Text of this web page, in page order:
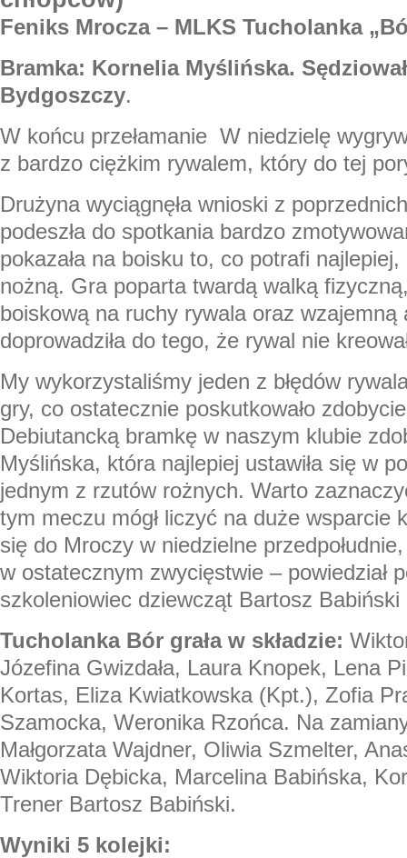
Feniks Mrocza – MLKS Tucholanka
Bramka: Kornelia Myślińska.
Bydgoszczy.
W końcu przełamanie W niedzielę
z bardzo ciężkim rywalem, który do tej
Drużyna wyciągnęła wnioski z
podeszła do spotkania bardzo
pokazała na boisku to, co potrafi najlepiej,
nożną. Gra poparta twardą walką
boiskową na ruchy rywala oraz wzajemną
doprowadziła do tego, że rywal nie
My wykorzystaliśmy jeden z błędów
gry, co ostatecznie poskutkowało
Debiutancką bramkę w naszym klubie
Myślińska, która najlepiej ustawiła się w
jednym z rzutów rożnych. Warto
tym meczu mógł liczyć na duże wsparcie
się do Mroczy w niedzielne
w ostatecznym zwycięstwie – powiedział
szkoleniowiec dziewcząt Bartosz Babiński
Tucholanka Bór grała w składzie:
Józefina Gwizdała, Laura Knopek, Lena
Kortas, Eliza Kwiatkowska (Kpt.), Zofia
Szamocka, Weronika Rzońca. Na
Małgorzata Wajdner, Oliwia Szmelter,
Wiktoria Dębicka, Marcelina Babińska,
Trener Bartosz Babiński.
Wyniki 5 kolejki: